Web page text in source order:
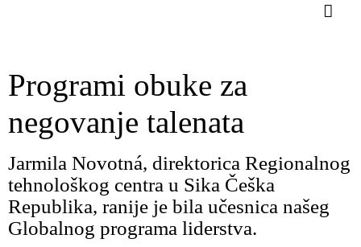
Programi obuke za
negovanje talenata
Jarmila Novotná, direktorica Regionalnog
tehnološkog centra u Sika Češka
Republika, ranije je bila učesnica našeg
Globalnog programa liderstva.